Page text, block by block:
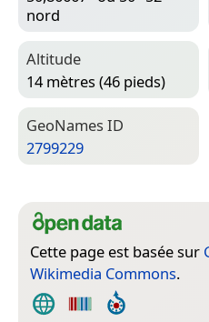
nord
Altitude
14 mètres (46 pieds)
Geo­Names ID
2799229
Cette page est basée sur
Wikimedia Commons.